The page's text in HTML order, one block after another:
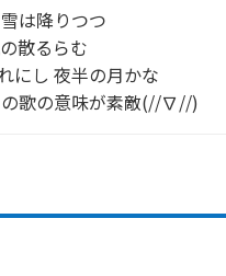
は降りつつ
散るらむ
にし 夜半の月かな
の歌の意味が素敵(//∇//)